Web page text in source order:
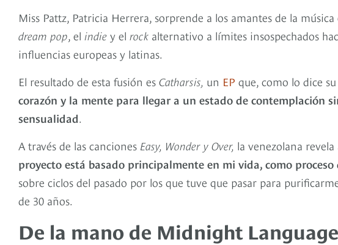
Miss Pattz, Patricia Herrera, sorprende a los amantes de la
dream pop, el indie y el rock alternativo a límites insospechados
influencias europeas y latinas.
El resultado de esta fusión es Catharsis, un EP que, como lo dice
corazón y la mente para llegar a un estado de contemplación
sensualidad.
A través de las canciones Easy, Wonder y Over, la venezolana
proyecto está basado principalmente en mi vida, como proceso
sobre ciclos del pasado por los que tuve que pasar para
de 30 años.
De la mano de Midnight